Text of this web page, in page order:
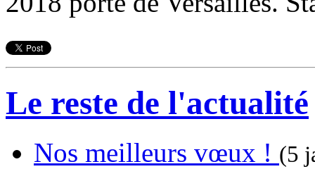
Le reste de l'actualité
Nos meilleurs vœux ! (5